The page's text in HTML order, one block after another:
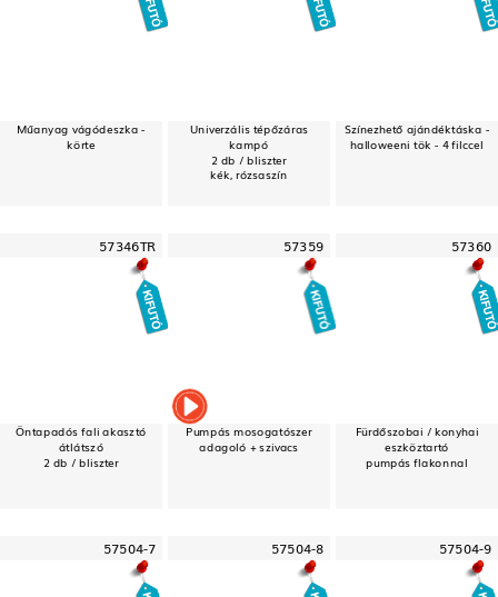
Műanyag vágódeszka -
körte
Univerzális tépőzáras
kampó
2 db / bliszter
kék, rózsaszín
Színezhető ajándéktáska -
halloweeni tök - 4 filccel
57346TR
Öntapadós fali akasztó
átlátszó
2 db / bliszter
57359
Pumpás mosogatószer
adagoló + szivacs
57360
Fürdőszobai / konyhai
eszköztartó
pumpás flakonnal
57504-7 57504-8 57504-9